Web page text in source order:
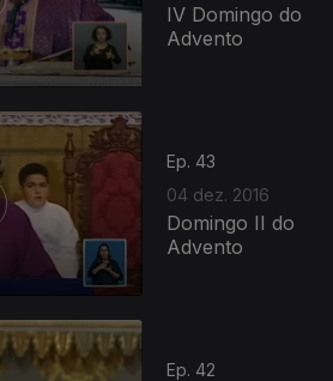
IV Domingo do
Advento
Ep. 43
04 dez. 2016
Domingo II do
Advento
Ep. 42